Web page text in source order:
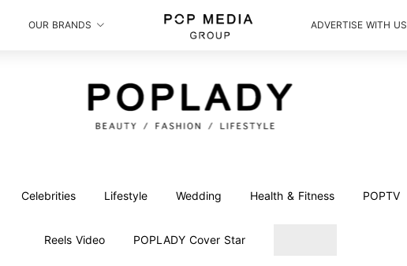
OUR BRANDS ADVERTISE WITH US
Celebrities Lifestyle Wedding Health & Fitness POPTV
Reels Video POPLADY Cover Star